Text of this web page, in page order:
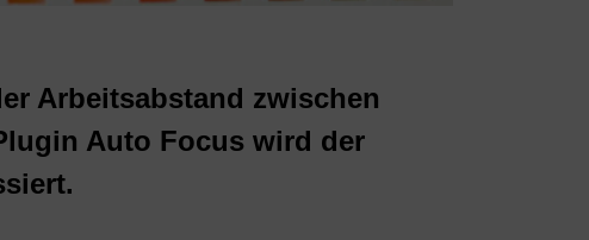
Arbeitsabstand zwischen
Auto Focus wird der